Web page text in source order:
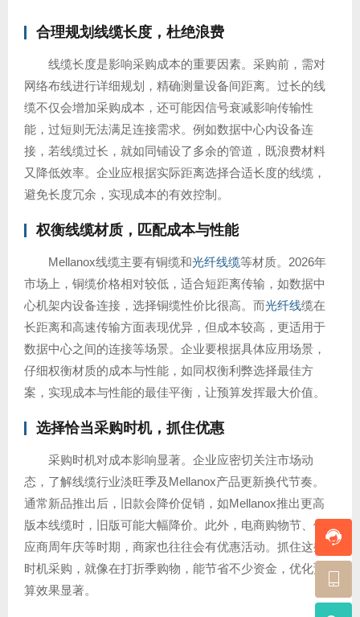
合理规划线缆长度，杜绝浪费
线缆长度是影响采购成本的重要因素。采购前，需对
网络布线进行详细规划，精确测量设备间距离。过长的线
缆不仅会增加采购成本，还可能因信号衰减影响传输性
能，过短则无法满足连接需求。例如数据中心内设备连
接，若线缆过长，就如同铺设了多余的管道，既浪费材料
又降低效率。企业应根据实际距离选择合适长度的线缆，
避免长度冗余，实现成本的有效控制。
权衡线缆材质，匹配成本与性能
Mellanox线缆主要有铜缆和光纤线缆等材质。2026年
市场上，铜缆价格相对较低，适合短距离传输，如数据中
心机架内设备连接，选择铜缆性价比很高。而光纤线缆在
长距离和高速传输方面表现优异，但成本较高，更适用于
数据中心之间的连接等场景。企业要根据具体应用场景，
仔细权衡材质的成本与性能，如同权衡利弊选择最佳方
案，实现成本与性能的最佳平衡，让预算发挥最大价值。
选择恰当采购时机，抓住优惠
采购时机对成本影响显著。企业应密切关注市场动
态，了解线缆行业淡旺季及Mellanox产品更新换代节奏。
通常新品推出后，旧款会降价促销，如Mellanox推出更高
版本线缆时，旧版可能大幅降价。此外，电商购物节、供
应商周年庆等时期，商家也往往会有优惠活动。抓住这些
时机采购，就像在打折季购物，能节省不少资金，优化预
算效果显著。